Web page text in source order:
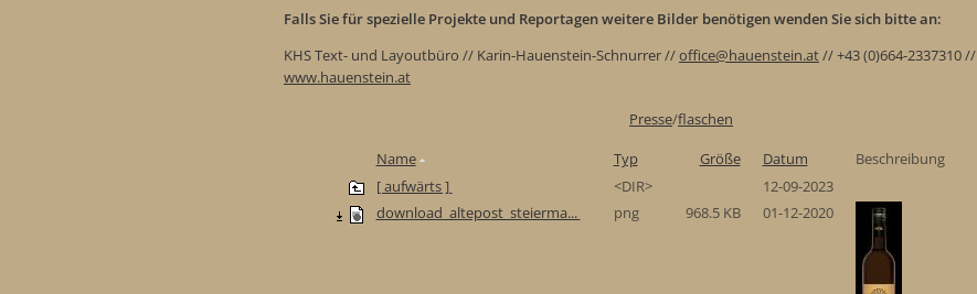
Falls Sie für spezielle Projekte und Reportagen weitere Bilder benötigen wenden Sie sich bitte an:
KHS Text- und Layoutbüro // Karin-Hauenstein-Schnurrer //office@hauenstein.at// +43 (0)664-2337310 //
www.hauenstein.at
Presse/flaschen
Name
Typ Größe Datum
Beschreibung
[ aufwärts ]
<DIR>
12-09-2023
download_altepost_steierma...
png 968.5 KB 01-12-2020